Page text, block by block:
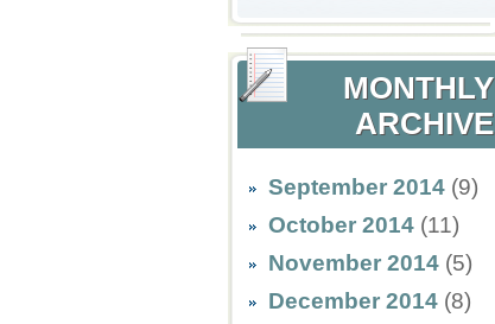
MONTHLY
ARCHIVE
September 2014 (9)
October 2014 (11)
November 2014 (5)
December 2014 (8)